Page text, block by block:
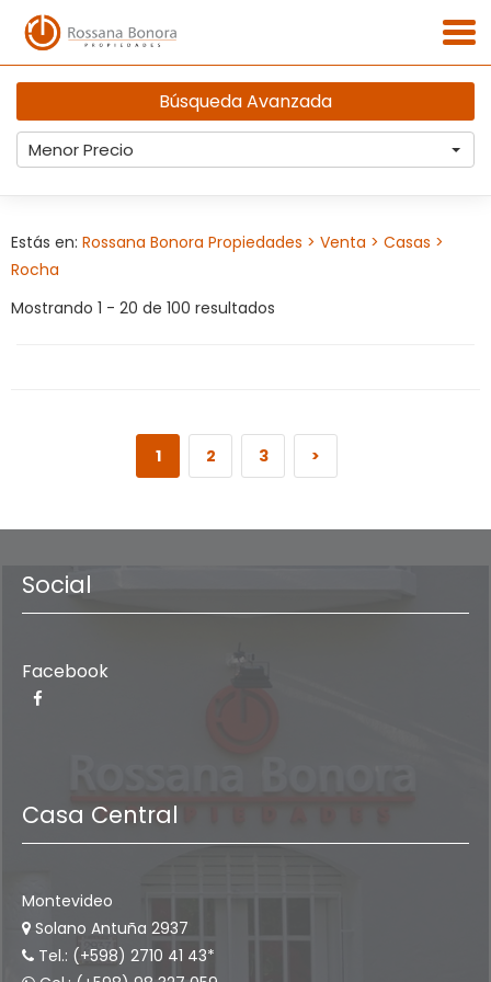
Búsqueda Avanzada
Menor Precio
Estás en: Rossana Bonora Propiedades > Venta > Casas >
Rocha
Mostrando 1 - 20 de 100 resultados
1 2 3 >
Social
Facebook
Casa Central
Montevideo
Solano Antuña 2937
Tel.: (+598) 2710 41 43*